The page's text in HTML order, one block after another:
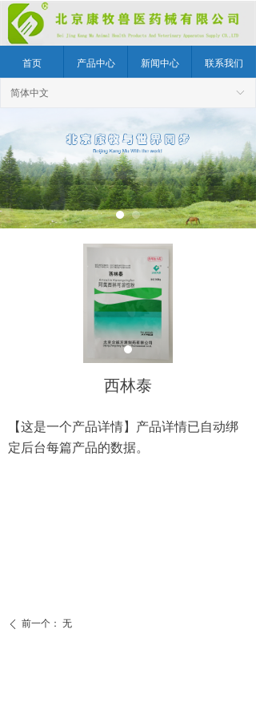
首页 产品中心 新闻中心 联系我们
ꀅ
简体中文
西林泰
【这是一个产品详情】产品详情已自动绑
定后台每篇产品的数据。
ꄴ 前一个： 无